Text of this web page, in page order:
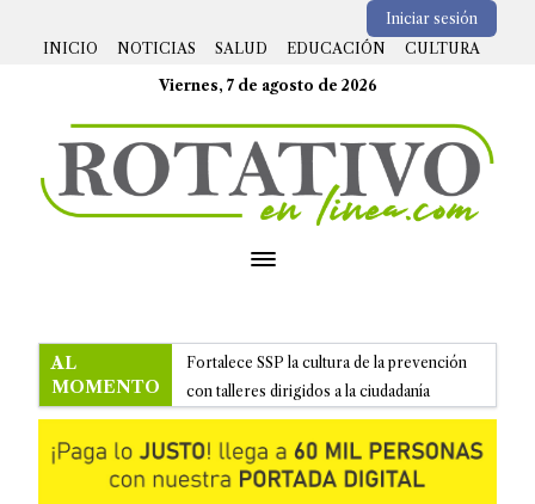
Iniciar sesión
INICIO
NOTICIAS SALUD EDUCACIÓN CULTURA
Viernes, 7 de agosto de 2026
AL
MOMENTO
Fortalece SSP la cultura de la prevención
con talleres dirigidos a la ciudadanía